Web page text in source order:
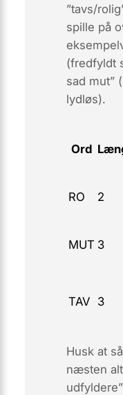
”tavs/
spille på
(fredfyldt
sad mut”
lydløs).
Ord
RO 2
MUT 3
TAV 3
Husk at
næsten